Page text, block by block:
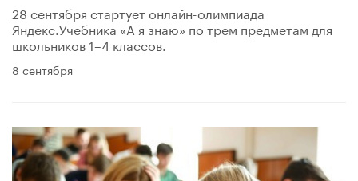
28 сентября стартует онлайн-олимпиада
Яндекс.Учебника «А я знаю» по трем предметам для
школьников 1–4 классов.
8 сентября